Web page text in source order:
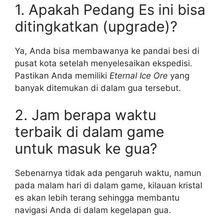
1. Apakah Pedang Es ini bisa
ditingkatkan (upgrade)?
Ya, Anda bisa membawanya ke pandai besi di
pusat kota setelah menyelesaikan ekspedisi.
Pastikan Anda memiliki Eternal Ice Ore yang
banyak ditemukan di dalam gua tersebut.
2. Jam berapa waktu
terbaik di dalam game
untuk masuk ke gua?
Sebenarnya tidak ada pengaruh waktu, namun
pada malam hari di dalam game, kilauan kristal
es akan lebih terang sehingga membantu
navigasi Anda di dalam kegelapan gua.